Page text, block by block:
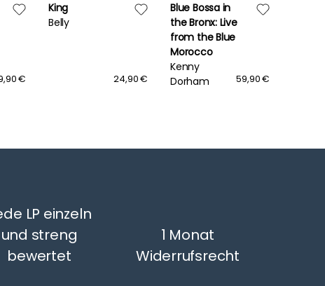
€
King
Belly
24,90 €
Blue Bossa in
the Bronx: Live
from the Blue
Morocco
Kenny
Dorham
59,90 €
LP einzeln
und streng
bewertet
1 Monat
Widerrufsrecht